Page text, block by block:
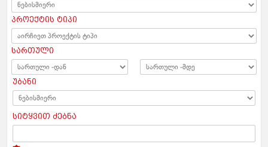
პროექტის ტიპი
სართული
უბანი
სიტყვით ძებნა